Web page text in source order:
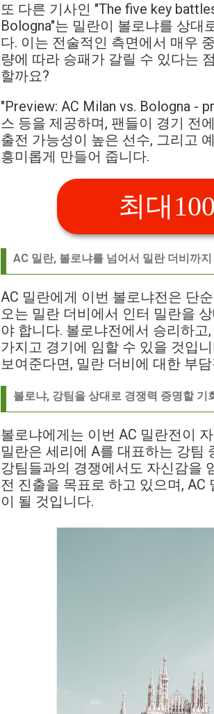
또 다른 기사인 "The five key
Bologna"는 밀란이 볼로냐를 상대
다. 이는 전술적인 측면에서 매우
량에 따라 승패가 갈릴 수 있다는
할까요?
"Preview: AC Milan vs. Bologna -
스 등을 제공하며, 팬들이 경기 전
출전 가능성이 높은 선수, 그리고
흥미롭게 만들어 줍니다.
최대
AC 밀란, 볼로냐를 넘어서 밀란 더비까지
AC 밀란에게 이번 볼로냐전은 단
오는 밀란 더비에서 인터 밀란을
야 합니다. 볼로냐전에서 승리하
가지고 경기에 임할 수 있을 것입
보여준다면, 밀란 더비에 대한 부
볼로냐, 강팀을 상대로 경쟁력 증명할 기
볼로냐에게는 이번 AC 밀란전이
밀란은 세리에 A를 대표하는 강팀
강팀들과의 경쟁에서도 자신감을
전 진출을 목표로 하고 있으며,
이 될 것입니다.